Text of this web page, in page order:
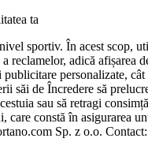
ta
sportiv. În acest scop,
reclamelor, adică
personalizate,
săi de Încredere să
sau să retragi
care constă în asigurarea
Sp. z o.o.